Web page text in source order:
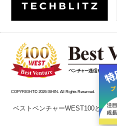
COPYRIGHT© 2026 ISHIN. All Rights Reserved.
ベストベンチャーWEST100とは？